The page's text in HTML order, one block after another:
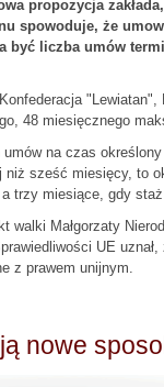
propozycja
spowoduje, że
być liczba umów
48 miesięcznego
na czas
sześć miesięcy, to
trzy miesiące, gdy
walki Małgorzaty
UE
z prawem unijnym.
nowe